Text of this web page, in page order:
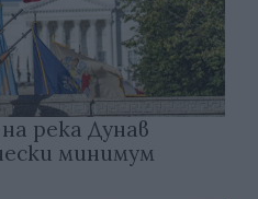
река Дунав
минимум